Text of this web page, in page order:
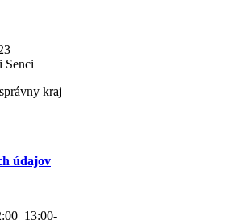
Senci
kraj
údajov
13:00-